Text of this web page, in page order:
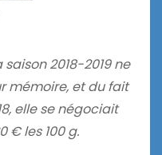
2018-2019 ne
mémoire, et du fait
elle se négociait
€ les 100 g.